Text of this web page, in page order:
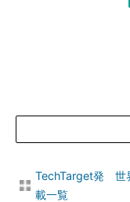
TechTarget発 世
載一覧